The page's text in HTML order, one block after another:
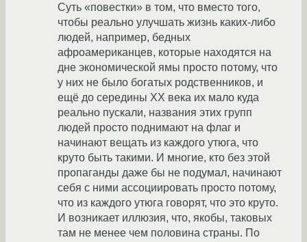
Суть «повестки» в том, что вместо того,
чтобы реально улучшать жизнь каких-либо
людей, например, бедных
афроамериканцев, которые находятся на
дне экономической ямы просто потому, что
у них не было богатых родственников, и
ещё до середины XX века их мало куда
реально пускали, названия этих групп
людей просто поднимают на флаг и
начинают вещать из каждого утюга, что
круто быть такими. И многие, кто без этой
пропаганды даже бы не подумал, начинают
себя с ними ассоциировать просто потому,
что из каждого утюга говорят, что это круто.
И возникает иллюзия, что, якобы, таковых
там не менее чем половина страны. По